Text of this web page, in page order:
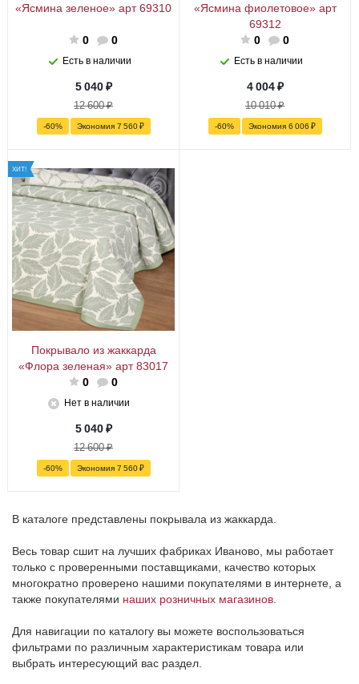
«Ясмина зеленое» арт 69310
0 0
Есть в наличии
5 040₽
12 600₽
-60% Экономия 7 560₽
«Ясмина фиолетовое» арт
69312
0
0
Есть в наличии
4 004₽
10 010₽
-60% Экономия 6 006 ₽
ХИТ!
Покрывало из жаккарда
«Флора зеленая» арт 83017
0
0
Нет в наличии
5 040₽
12 600₽
-60% Экономия 7 560₽
В каталоге представлены покрывала из жаккарда.
Весь товар сшит на лучших фабриках Иваново, мы работает
только с проверенными поставщиками, качество которых
многократно проверено нашими покупателями в интернете, а
также покупателями наших розничных магазинов
Для навигации по каталогу вы можете воспользоваться
фильтрами по различным характеристикам товара или
выбрать интересующий вас раздел.